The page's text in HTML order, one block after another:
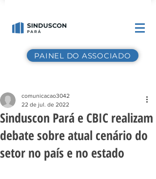
PAINEL DO ASSOCIADO
Sinduscon Pará e CBIC realizam
debate sobre atual cenário do
setor no país e no estado
comunicacao3042
22 de jul. de 2022